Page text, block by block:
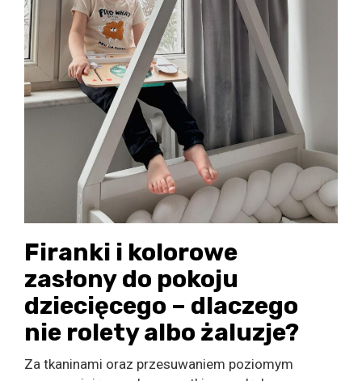
Firanki i kolorowe
zasłony do pokoju
dziecięcego – dlaczego
nie rolety albo żaluzje?
Za tkaninami oraz przesuwaniem poziomym